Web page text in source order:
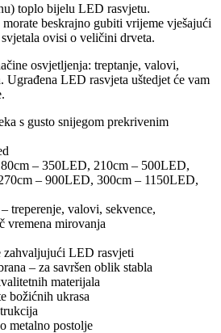
toplo bijelu LED rasvjetu.
beskrajno gubiti vrijeme vješajući
ovisi o veličini drveta.
osvjetljenja: treptanje, valovi,
Ugrađena LED rasvjeta uštedjet će vam
s gusto snijegom prekrivenim
– 350LED, 210cm – 500LED,
– 900LED, 300cm – 1150LED,
treperenje, valovi, sekvence,
vremena mirovanja
zahvaljujući LED rasvjeti
– za savršen oblik stabla
materijala
božićnih ukrasa
metalno postolje